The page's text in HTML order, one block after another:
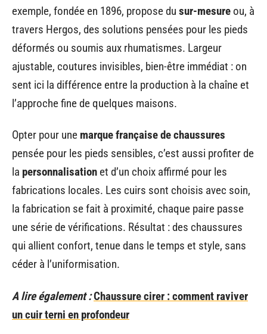
exemple, fondée en 1896, propose du sur-mesure ou, à
travers Hergos, des solutions pensées pour les pieds
déformés ou soumis aux rhumatismes. Largeur
ajustable, coutures invisibles, bien-être immédiat : on
sent ici la différence entre la production à la chaîne et
l’approche fine de quelques maisons.
Opter pour une marque française de chaussures
pensée pour les pieds sensibles, c’est aussi profiter de
la personnalisation et d’un choix affirmé pour les
fabrications locales. Les cuirs sont choisis avec soin,
la fabrication se fait à proximité, chaque paire passe
une série de vérifications. Résultat : des chaussures
qui allient confort, tenue dans le temps et style, sans
céder à l’uniformisation.
A lire également :Chaussure cirer : comment raviver
un cuir terni en profondeur